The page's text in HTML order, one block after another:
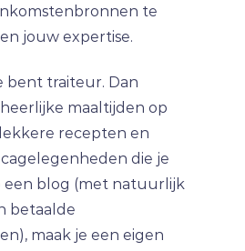
te
jouw expertise.
bent traiteur. Dan
maaltijden op
recepten en
die je
blog (met natuurlijk
betaalde
maak je een eigen